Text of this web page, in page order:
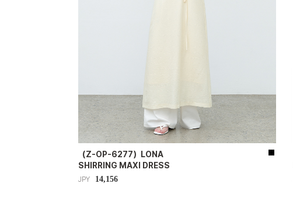
（Z-OP-6277）LONA
SHIRRING MAXI DRESS
JPY 14,156